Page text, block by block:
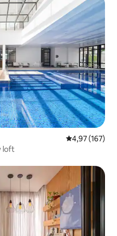
Priemerné
4,97 (167)
loft